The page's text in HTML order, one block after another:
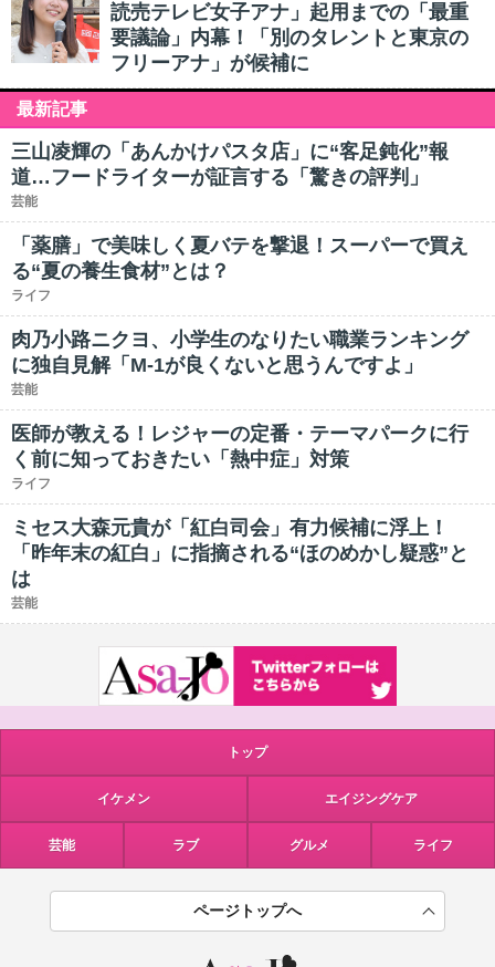
読売テレビ女子アナ」起用までの「最重
要議論」内幕！「別のタレントと東京の
フリーアナ」が候補に
最新記事
三山凌輝の「あんかけパスタ店」に“客足鈍化”報
道…フードライターが証言する「驚きの評判」
芸能
「薬膳」で美味しく夏バテを撃退！スーパーで買え
る“夏の養生食材”とは？
ライフ
肉乃小路ニクヨ、小学生のなりたい職業ランキング
に独自見解「M-1が良くないと思うんですよ」
芸能
医師が教える！レジャーの定番・テーマパークに行
く前に知っておきたい「熱中症」対策
ライフ
ミセス大森元貴が「紅白司会」有力候補に浮上！
「昨年末の紅白」に指摘される“ほのめかし疑惑”と
は
芸能
トップ
イケメン エイジングケア
芸能 ラブ グルメ ライフ
ページトップへ